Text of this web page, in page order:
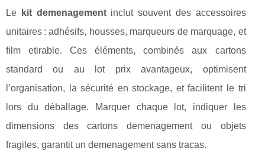
Le kit demenagementinclut souvent des accessoires
unitaires : adhésifs, housses, marqueurs de marquage, et
film etirable. Ces éléments, combinés aux cartons
standard ou au lot prix avantageux, optimisent
l’organisation, la sécurité en stockage, et facilitent le tri
lors du déballage. Marquer chaque lot, indiquer les
dimensions des cartons demenagement ou objets
fragiles, garantit un demenagement sans tracas.